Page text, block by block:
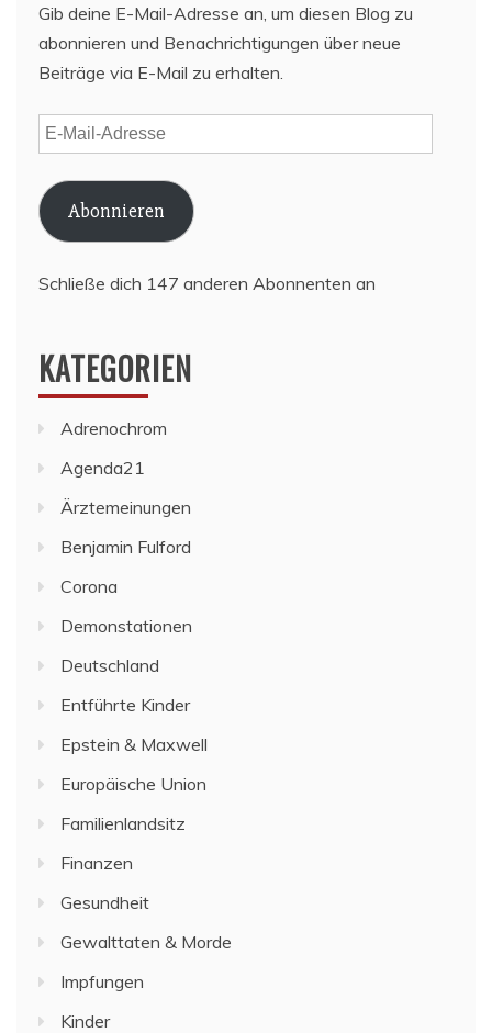
Gib deine E-Mail-Adresse an, um diesen Blog zu
abonnieren und Benachrichtigungen über neue
Beiträge via E-Mail zu erhalten.
E-
Mail-
Adresse
Abonnieren
Schließe dich 147 anderen Abonnenten an
KATEGORIEN
Adrenochrom
Agenda21
Ärztemeinungen
Benjamin Fulford
Corona
Demonstationen
Deutschland
Entführte Kinder
Epstein & Maxwell
Europäische Union
Familienlandsitz
Finanzen
Gesundheit
Gewalttaten & Morde
Impfungen
Kinder